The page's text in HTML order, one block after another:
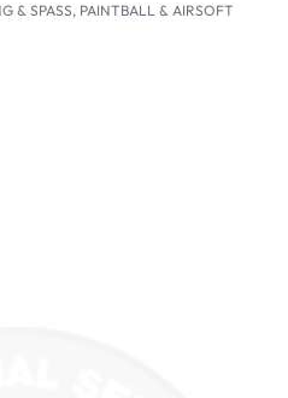
& SPASS, PAINTBALL & AIRSOFT